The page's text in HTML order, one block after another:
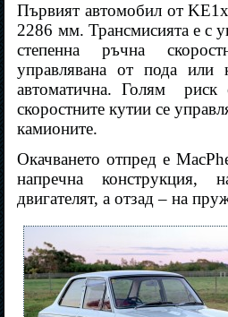
Първият автомобил от
2286 мм. Трансмисията е с
степенна ръчна
управлявана от пода или
автоматична. Голям
риск
скоростните кутии се
камионите.
Окачването отпред е
напречна конструкция,
двигателят, а отзад – на